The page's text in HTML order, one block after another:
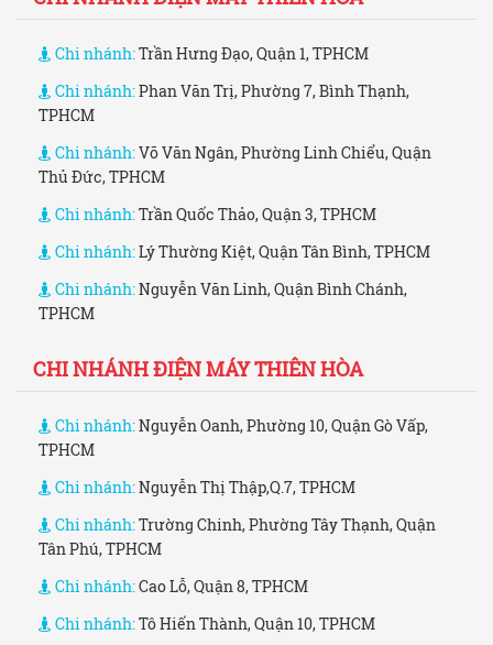
Chi nhánh:Trần Hưng Đạo, Quận 1, TPHCM
Chi nhánh:Phan Văn Trị, Phường 7, Bình Thạnh,
TPHCM
Chi nhánh:Võ Văn Ngân, Phường Linh Chiểu, Quận
Thủ Đức, TPHCM
Chi nhánh:Trần Quốc Thảo, Quận 3, TPHCM
Chi nhánh:Lý Thường Kiệt, Quận Tân Bình, TPHCM
Chi nhánh:Nguyễn Văn Linh, Quận Bình Chánh,
TPHCM
CHI NHÁNH ĐIỆN MÁY THIÊN HÒA
Chi nhánh:Nguyễn Oanh, Phường 10, Quận Gò Vấp,
TPHCM
Chi nhánh:Nguyễn Thị Thập,Q.7, TPHCM
Chi nhánh:Trường Chinh, Phường Tây Thạnh, Quận
Tân Phú, TPHCM
Chi nhánh:Cao Lỗ, Quận 8, TPHCM
Chi nhánh:Tô Hiến Thành, Quận 10, TPHCM